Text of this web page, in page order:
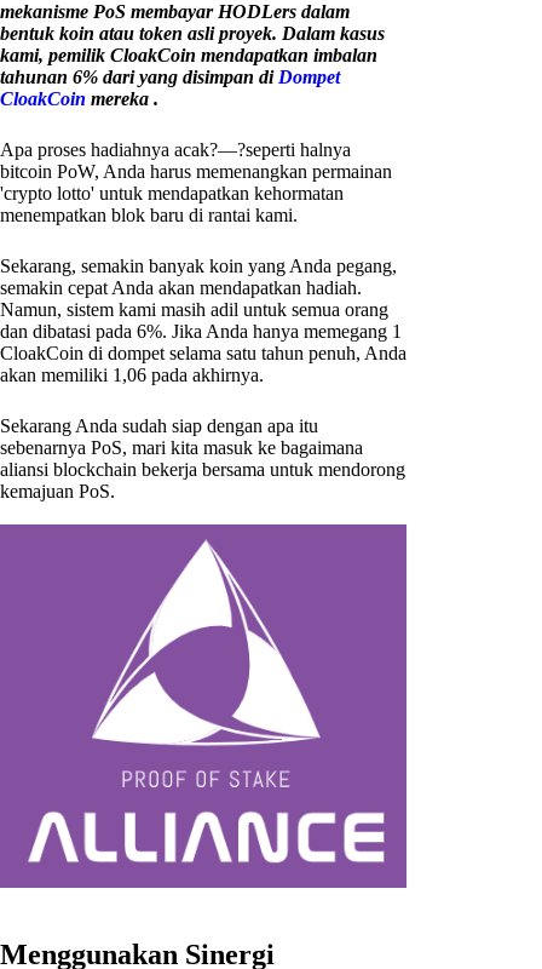
mekanisme PoS membayar HODLers dalam
bentuk koin atau token asli proyek. Dalam kasus
kami, pemilik CloakCoin mendapatkan imbalan
tahunan 6% dari yang disimpan di Dompet
CloakCoin mereka .
Apa proses hadiahnya acak?—?seperti halnya
bitcoin PoW, Anda harus memenangkan permainan
'crypto lotto' untuk mendapatkan kehormatan
menempatkan blok baru di rantai kami.
Sekarang, semakin banyak koin yang Anda pegang,
semakin cepat Anda akan mendapatkan hadiah.
Namun, sistem kami masih adil untuk semua orang
dan dibatasi pada 6%. Jika Anda hanya memegang 1
CloakCoin di dompet selama satu tahun penuh, Anda
akan memiliki 1,06 pada akhirnya.
Sekarang Anda sudah siap dengan apa itu
sebenarnya PoS, mari kita masuk ke bagaimana
aliansi blockchain bekerja bersama untuk mendorong
kemajuan PoS.
Menggunakan Sinergi